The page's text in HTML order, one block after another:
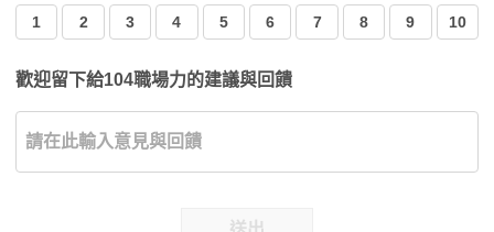
1 2 3 4 5 6 7 8 9 10
歡迎留下給104職場力的建議與回饋